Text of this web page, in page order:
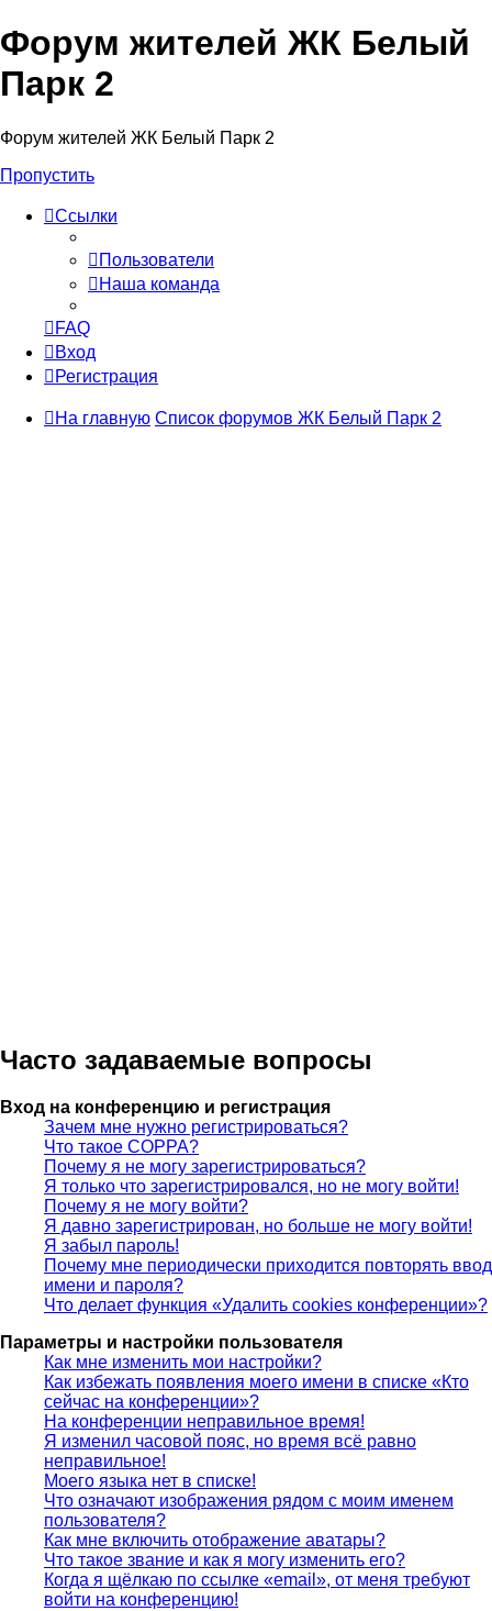
Форум жителей ЖК Белый
Парк 2
Форум жителей ЖК Белый Парк 2
Пропустить
Ссылки
Пользователи
Наша команда
FAQ
Вход
Регистрация
На главную Список форумов ЖК Белый Парк 2
Часто задаваемые вопросы
Вход на конференцию и регистрация
Зачем мне нужно регистрироваться?
Что такое COPPA?
Почему я не могу зарегистрироваться?
Я только что зарегистрировался, но не могу войти!
Почему я не могу войти?
Я давно зарегистрирован, но больше не могу войти!
Я забыл пароль!
Почему мне периодически приходится повторять ввод
имени и пароля?
Что делает функция «Удалить cookies конференции»?
Параметры и настройки пользователя
Как мне изменить мои настройки?
Как избежать появления моего имени в списке «Кто
сейчас на конференции»?
На конференции неправильное время!
Я изменил часовой пояс, но время всё равно
неправильное!
Моего языка нет в списке!
Что означают изображения рядом с моим именем
пользователя?
Как мне включить отображение аватары?
Что такое звание и как я могу изменить его?
Когда я щёлкаю по ссылке «email», от меня требуют
войти на конференцию!